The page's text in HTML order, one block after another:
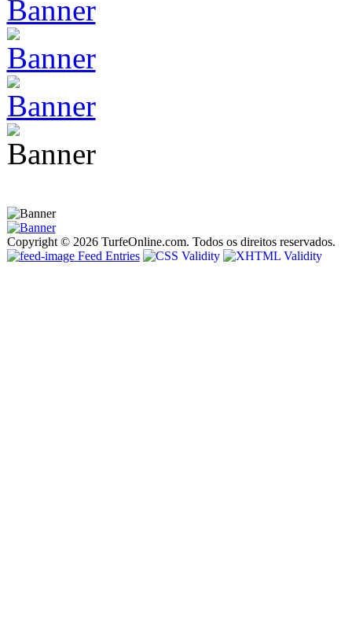
Copyright © 2026 TurfeOnline.com. Todos os direitos reservados.
Feed Entries